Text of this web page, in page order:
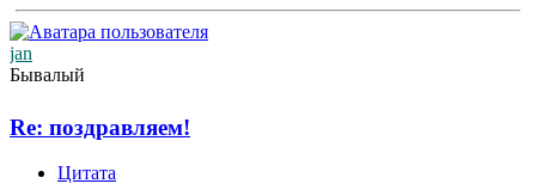
jan
Бывалый
Re: поздравляем!
Цитата